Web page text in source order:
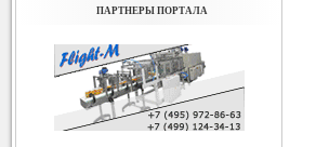
ПАРТНЕРЫ ПОРТАЛА